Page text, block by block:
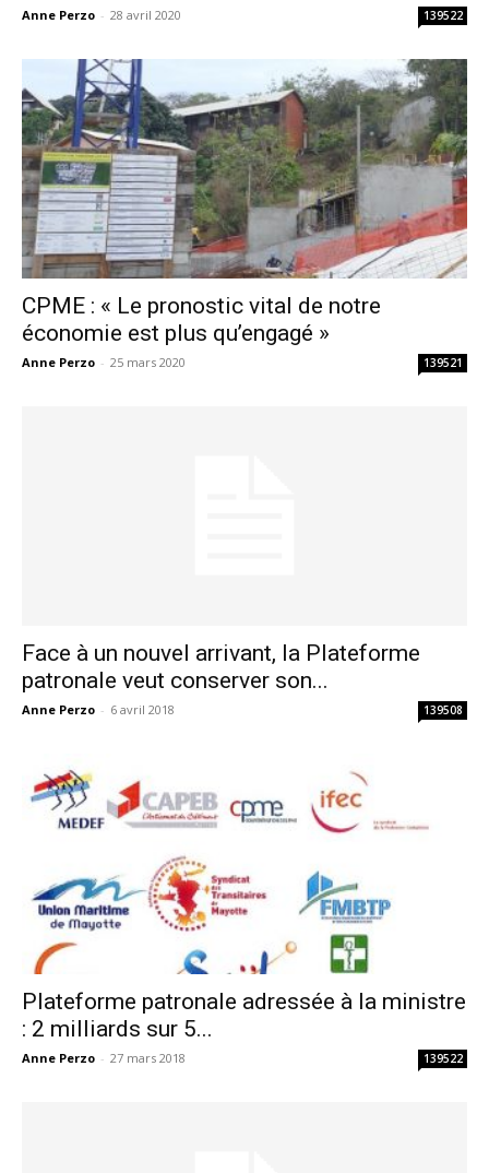
Anne Perzo - 28 avril 2020 139522
CPME : « Le pronostic vital de notre
économie est plus qu’engagé »
Anne Perzo - 25 mars 2020 139521
Face à un nouvel arrivant, la Plateforme
patronale veut conserver son...
Anne Perzo - 6 avril 2018 139508
Plateforme patronale adressée à la ministre
: 2 milliards sur 5...
Anne Perzo - 27 mars 2018 139522